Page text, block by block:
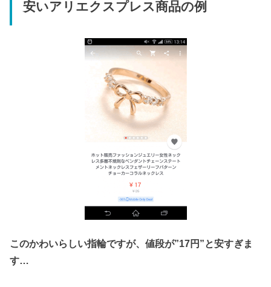
安いアリエクスプレス商品の例
このかわいらしい指輪ですが、値段が”17円”と安すぎま
す…